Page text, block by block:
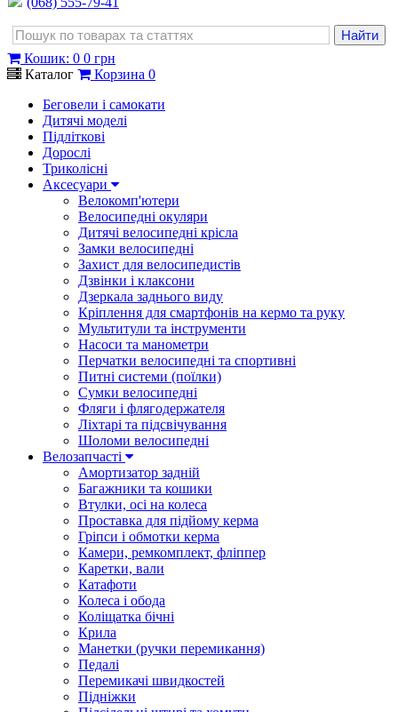
Кошик: 0 0 грн
Каталог
Корзина 0
Беговели і самокати
Дитячі моделі
Підліткові
Дорослі
Триколісні
Аксесуари
Велокомп'ютери
Велосипедні окуляри
Дитячі велосипедні крісла
Замки велосипедні
Захист для велосипедистів
Дзвінки і клаксони
Дзеркала заднього виду
Кріплення для смартфонів на кермо та руку
Мультитули та інструменти
Насоси та манометри
Перчатки велосипедні та спортивні
Питні системи (поїлки)
Сумки велосипедні
Фляги і флягодержателя
Ліхтарі та підсвічування
Шоломи велосипедні
Велозапчасті
Амортизатор задній
Багажники та кошики
Втулки, осі на колеса
Проставка для підйому керма
Гріпси і обмотки керма
Камери, ремкомплект, фліппер
Каретки, вали
Катафоти
Колеса і обода
Коліщатка бічні
Крила
Манетки (ручки перемикання)
Педалі
Перемикачі швидкостей
Підніжки